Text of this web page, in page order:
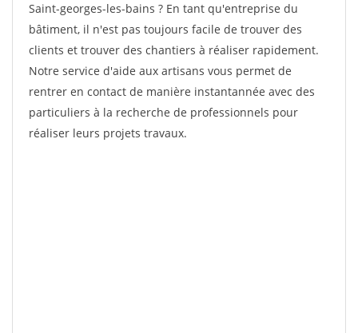
Saint-georges-les-bains ? En tant qu'entreprise du
bâtiment, il n'est pas toujours facile de trouver des
clients et trouver des chantiers à réaliser rapidement.
Notre service d'aide aux artisans vous permet de
rentrer en contact de manière instantannée avec des
particuliers à la recherche de professionnels pour
réaliser leurs projets travaux.